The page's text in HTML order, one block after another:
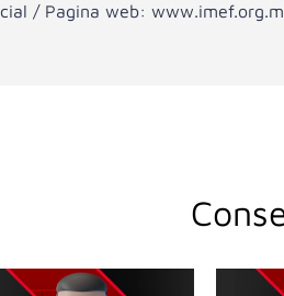
/ Pagina web: